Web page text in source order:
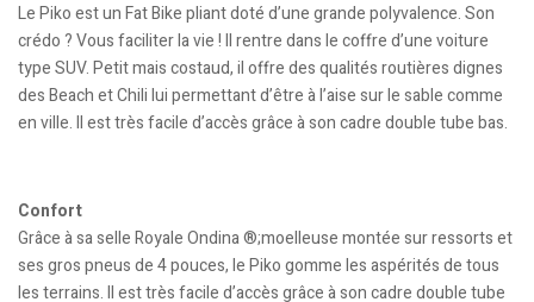
Le Piko est un Fat Bike pliant doté d’une grande polyvalence. Son
crédo ? Vous faciliter la vie ! Il rentre dans le coffre d’une voiture
type SUV. Petit mais costaud, il offre des qualités routières dignes
des Beach et Chili lui permettant d’être à l’aise sur le sable comme
en ville. Il est très facile d’accès grâce à son cadre double tube bas.
Confort
Grâce à sa selle Royale Ondina ®;moelleuse montée sur ressorts et
ses gros pneus de 4 pouces, le Piko gomme les aspérités de tous
les terrains. Il est très facile d’accès grâce à son cadre double tube